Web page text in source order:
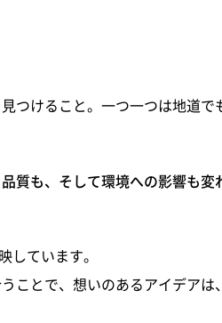
つけること。一つ一つは地道で
質も、そして環境への影響も変
ています。
ことで、想いのあるアイデア